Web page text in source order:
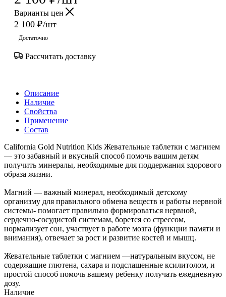
Варианты цен
2 100 ₽/шт
Достаточно
Рассчитать доставку
Описание
Наличие
Свойства
Применение
Состав
California Gold Nutrition Kids Жевательные таблетки с магнием
— это забавный и вкусный способ помочь вашим детям
получить минералы, необходимые для поддержания здорового
образа жизни.
Магний — важный минерал, необходимый детскому
организму для правильного обмена веществ и работы нервной
системы- помогает правильно формироваться нервной,
сердечно-сосудистой системам, борется со стрессом,
нормализует сон, участвует в работе мозга (функции памяти и
внимания), отвечает за рост и развитие костей и мышц.
Жевательные таблетки с магнием —натуральным вкусом, не
содержащие глютена, сахара и подслащенные ксилитолом, и
простой способ помочь вашему ребенку получать ежедневную
дозу.
Наличие